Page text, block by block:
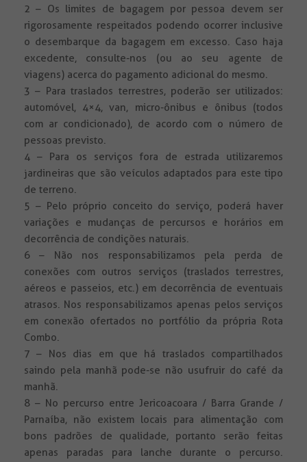
2 – Os limites de bagagem por pessoa devem ser
rigorosamente respeitados podendo ocorrer inclusive
o desembarque da bagagem em excesso. Caso haja
excedente, consulte-nos (ou ao seu agente de
viagens) acerca do pagamento adicional do mesmo.
3 – Para traslados terrestres, poderão ser utilizados:
automóvel, 4×4, van, micro-ônibus e ônibus (todos
com ar condicionado), de acordo com o número de
pessoas previsto.
4 – Para os serviços fora de estrada utilizaremos
jardineiras que são veículos adaptados para este tipo
de terreno.
5 – Pelo próprio conceito do serviço, poderá haver
variações e mudanças de percursos e horários em
decorrência de condições naturais.
6 – Não nos responsabilizamos pela perda de
conexões com outros serviços (traslados terrestres,
aéreos e passeios, etc.) em decorrência de eventuais
atrasos. Nos responsabilizamos apenas pelos serviços
em conexão ofertados no portfólio da própria Rota
Combo.
7 – Nos dias em que há traslados compartilhados
saindo pela manhã pode-se não usufruir do café da
manhã.
8 – No percurso entre Jericoacoara / Barra Grande /
Parnaíba, não existem locais para alimentação com
bons padrões de qualidade, portanto serão feitas
apenas paradas para lanche durante o percurso.